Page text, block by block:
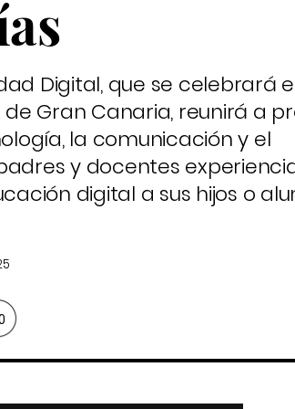
Digital, que se celebrará
Gran Canaria, reunirá a
la comunicación y el
y docentes
digital a sus hijos o